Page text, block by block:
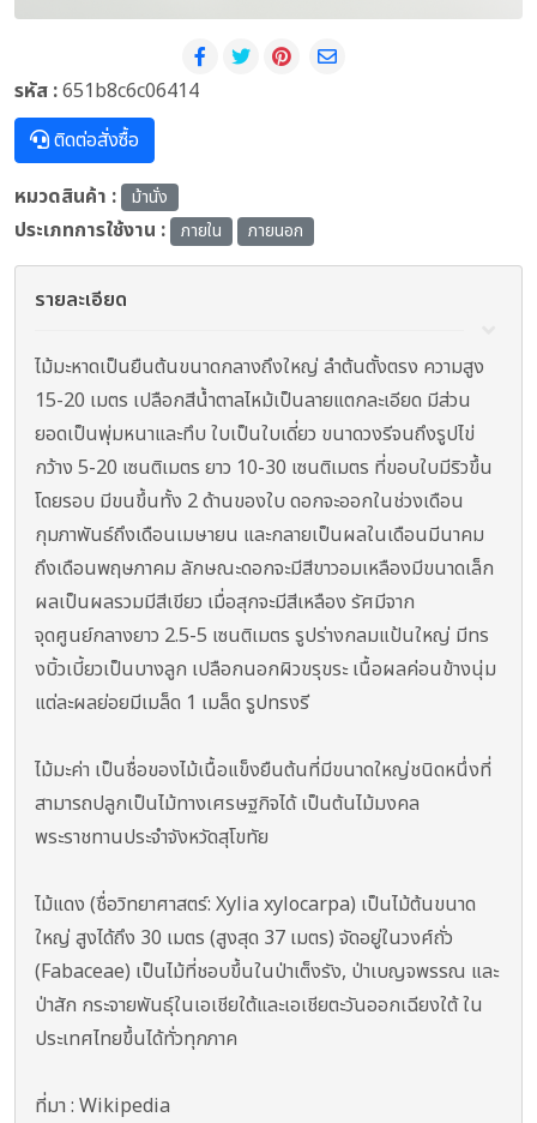
รหัส :651b8c6c06414
ติดต่อสั่งซื้อ
หมวดสินค้า :
ม้านั่ง
ประเภทการใช้งาน : ภายใน ภายนอก
รายละเอียด
ไม้มะหาดเป็นยืนต้นขนาดกลางถึงใหญ่ ลำต้นตั้งตรง ความสูง
15-20 เมตร เปลือกสีน้ำตาลไหม้เป็นลายแตกละเอียด มีส่วน
ยอดเป็นพุ่มหนาและทึบ ใบเป็นใบเดี่ยว ขนาดวงรีจนถึงรูปไข่
กว้าง 5-20 เซนติเมตร ยาว 10-30 เซนติเมตร ที่ขอบใบมีริวขึ้น
โดยรอบ มีขนขึ้นทั้ง 2 ด้านของใบ ดอกจะออกในช่วงเดือน
กุมภาพันธ์ถึงเดือนเมษายน และกลายเป็นผลในเดือนมีนาคม
ถึงเดือนพฤษภาคม ลักษณะดอกจะมีสีขาวอมเหลืองมีขนาดเล็ก
ผลเป็นผลรวมมีสีเขียว เมื่อสุกจะมีสีเหลือง รัศมีจาก
จุดศูนย์กลางยาว 2.5-5 เซนติเมตร รูปร่างกลมแป้นใหญ่ มีทร
งบิ้วเบี้ยวเป็นบางลูก เปลือกนอกผิวขรุขระ เนื้อผลค่อนข้างนุ่ม
แต่ละผลย่อยมีเมล็ด 1 เมล็ด รูปทรงรี
ไม้มะค่า เป็นชื่อของไม้เนื้อแข็งยืนต้นที่มีขนาดใหญ่ชนิดหนึ่งที่
สามารถปลูกเป็นไม้ทางเศรษฐกิจได้ เป็นต้นไม้มงคล
พระราชทานประจำจังหวัดสุโขทัย
ไม้แดง (ชื่อวิทยาศาสตร์: Xylia xylocarpa) เป็นไม้ต้นขนาด
ใหญ่ สูงได้ถึง 30 เมตร (สูงสุด 37 เมตร) จัดอยู่ในวงศ์ถั่ว
(Fabaceae) เป็นไม้ที่ชอบขึ้นในป่าเต็งรัง, ป่าเบญจพรรณ และ
ป่าสัก กระจายพันธุ์ในเอเชียใต้และเอเชียตะวันออกเฉียงใต้ ใน
ประเทศไทยขึ้นได้ทั่วทุกภาค
ที่มา : Wikipedia